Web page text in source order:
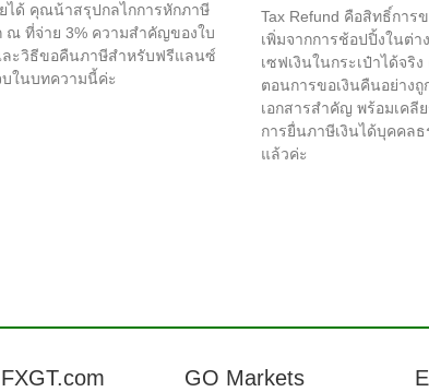
ได้ คุณน้าสรุปกลไกการหักภาษี
ณ ที่จ่าย 3% ความสำคัญของใบ
ละวิธีขอคืนภาษีสำหรับฟรีแลนซ์
ในบทความนี้ค่ะ
Tax Refund คือสิทธิ์การ
เพิ่มจากการช้อปปิ้งในต่า
เซฟเงินในกระเป๋าได้จ
ตอนการขอเงินคืนอย่างถู
เอกสารสำคัญ พร้อมเคลี
การยื่นภาษีเงินได้บุคคล
แล้วค่ะ
FXGT.com GO Markets